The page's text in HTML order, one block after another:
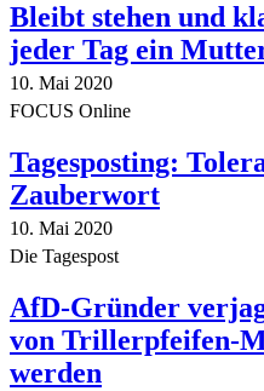
Bleibt stehen und
jeder Tag ein
10. Mai 2020
FOCUS Online
Tagesposting:
Zauberwort
10. Mai 2020
Die Tagespost
AfD-Gründer
von Trillerpfeifen-
werden